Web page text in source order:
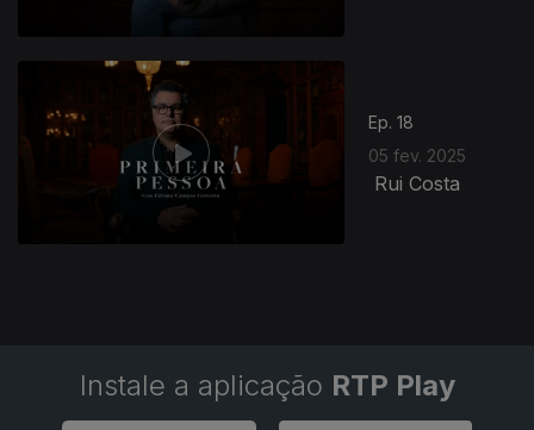
Ep. 18
05 fev. 2025
Rui Costa
Instale a aplicação RTP Play